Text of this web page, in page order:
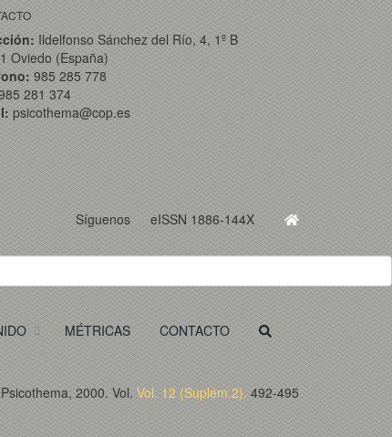
Ildelfonso Sánchez del Río, 4, 1º B
Oviedo (España)
985 285 778
281 374
psicothema@cop.es
Síguenos eISSN 1886-144X
MÉTRICAS CONTACTO
Psicothema, 2000. Vol. Vol. 12 (Suplem.2). 492-495